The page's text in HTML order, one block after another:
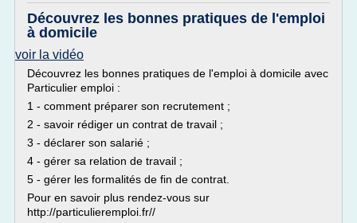
Découvrez les bonnes pratiques de l'emploi
à domicile
voir la vidéo
Découvrez les bonnes pratiques de l'emploi à domicile avec
Particulier emploi :
1 - comment préparer son recrutement ;
2 - savoir rédiger un contrat de travail ;
3 - déclarer son salarié ;
4 - gérer sa relation de travail ;
5 - gérer les formalités de fin de contrat.
Pour en savoir plus rendez-vous sur
http://particulieremploi.fr//